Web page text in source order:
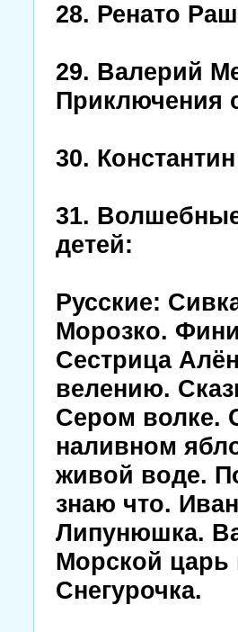
28. Ренато
29. Валерий
Приключения
30.
31.
детей:
Русские:
Морозко.
Сестрица
велению.
Сером волке.
наливном
живой воде.
знаю что.
Липунюшка.
Морской царь
Снегурочка.